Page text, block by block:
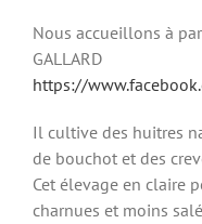
Nous accueillons à
GALLARD
https://
Il cultive des huitres
de bouchot et des
Cet élevage en claire
charnues et moins